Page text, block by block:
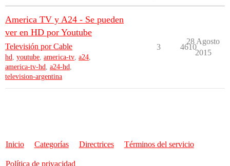
America TV y A24 - Se pueden
ver en HD por Youtube
Televisión por Cable
hd, youtube, america-tv, a24,
america-tv-hd, a24-hd,
television-argentina
3 4610
28 Agosto
2015
Inicio Categorías Directrices Términos del servicio
Política de privacidad